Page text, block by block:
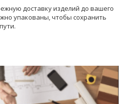
доставку изделий до вашего
упакованы, чтобы сохранить